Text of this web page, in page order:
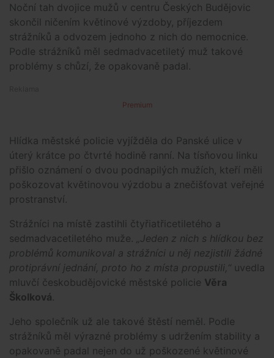
Noční tah dvojice mužů v centru Českých Budějovic
skončil ničením květinové výzdoby, příjezdem
strážníků a odvozem jednoho z nich do nemocnice.
Podle strážníků měl sedmadvacetiletý muž takové
problémy s chůzí, že opakovaně padal.
Premium
Hlídka městské policie vyjížděla do Panské ulice v
úterý krátce po čtvrté hodině ranní. Na tísňovou linku
přišlo oznámení o dvou podnapilých mužích, kteří měli
poškozovat květinovou výzdobu a znečišťovat veřejné
prostranství.
Strážníci na místě zastihli čtyřiatřicetiletého a
sedmadvacetiletého muže.
„Jeden z nich s hlídkou bez
problémů komunikoval a strážníci u něj nezjistili žádné
protiprávní jednání, proto ho z místa propustili,“ uvedla
mluvčí českobudějovické městské policie Věra
Školková.
Jeho společník už ale takové štěstí neměl. Podle
strážníků měl výrazné problémy s udržením stability a
opakovaně padal nejen do už poškozené květinové